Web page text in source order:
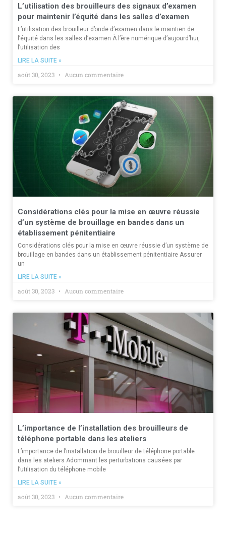
L’utilisation des brouilleurs des signaux d’examen
pour maintenir l’équité dans les salles d’examen
L’utilisation des brouilleur d’onde d’examen dans le maintien de
l’équité dans les salles d’examen À l’ère numérique d’aujourd’hui,
l’utilisation des
LIRE LA SUITE »
août 30, 2023 Aucun commentaire
Considérations clés pour la mise en œuvre réussie
d’un système de brouillage en bandes dans un
établissement pénitentiaire
Considérations clés pour la mise en œuvre réussie d’un système de
brouillage en bandes dans un établissement pénitentiaire Assurer
un
LIRE LA SUITE »
août 30, 2023 Aucun commentaire
L’importance de l’installation des brouilleurs de
téléphone portable dans les ateliers
L’importance de l’installation de brouilleur de téléphone portable
dans les ateliers Adommant les perturbations causées par
l’utilisation du téléphone mobile
LIRE LA SUITE »
août 30, 2023 Aucun commentaire